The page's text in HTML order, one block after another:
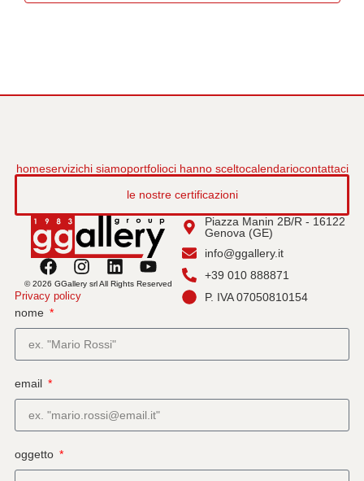
homeservizichi siamoportfolioci hanno sceltocalendariocontattaci
© 2026 GGallery srl All Rights Reserved
Privacy policy
Piazza Manin 2B/R - 16122
Genova (GE)
info@ggallery.it
+39 010 888871
P. IVA 07050810154
le nostre certificazioni
nome
email
oggetto